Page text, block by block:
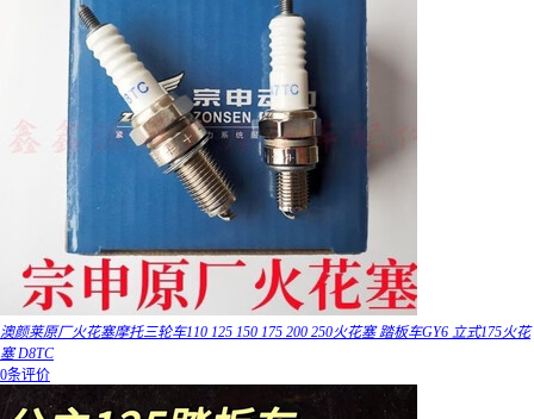
澳颜莱原厂火花塞摩托三轮车110 125 150 175 200 250火花塞 踏板车GY6 立式175火花
塞 D8TC
0条评价